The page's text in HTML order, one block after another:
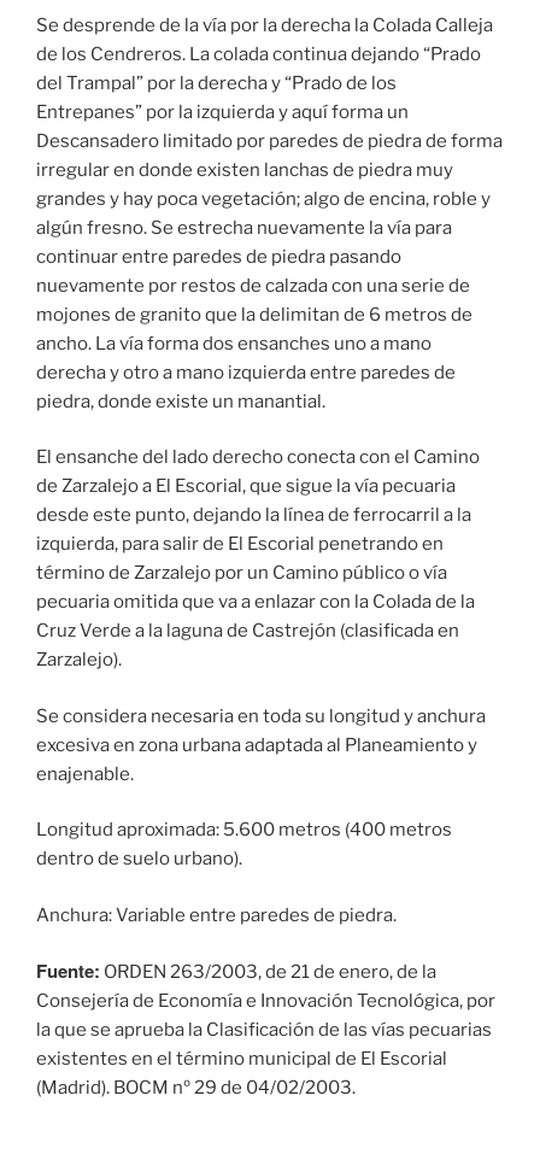
Se desprende de la vía por la derecha la Colada Calleja
de los Cendreros. La colada continua dejando “Prado
del Trampal” por la derecha y “Prado de los
Entrepanes” por la izquierda y aquí forma un
Descansadero limitado por paredes de piedra de forma
irregular en donde existen lanchas de piedra muy
grandes y hay poca vegetación; algo de encina, roble y
al­gún fresno. Se estrecha nuevamente la vía para
continuar entre paredes de piedra pasando
nuevamente por restos de calzada con una serie de
mojones de granito que la delimitan de 6 metros de
ancho. La vía forma dos ensanches uno a mano
derecha y otro a mano izquierda entre paredes de
piedra, donde existe un manantial.
El ensanche del lado derecho conecta con el Camino
de Zarzalejo a El Escorial, que sigue la vía pecuaria
desde este punto, dejando la línea de ferrocarril a la
izquierda, para salir de El Escorial penetrando en
término de Zarzalejo por un Camino público o vía
pecuaria omitida que va a enlazar con la Colada de la
Cruz Verde a la laguna de Castrejón (clasificada en
Zarzalejo).
Se considera necesaria en toda su longitud y anchura
excesiva en zona urbana adaptada al Planeamiento y
enajenable.
Longitud aproximada: 5.600 metros (400 metros
dentro de suelo urbano).
Anchura: Variable entre paredes de piedra.
Fuente: ORDEN 263/2003, de 21 de enero, de la
Consejería de Economía e Innovación Tecnológica, por
la que se aprueba la Clasificación de las vías pecuarias
existentes en el término municipal de El Escorial
(Madrid). BOCM nº 29 de 04/02/2003.